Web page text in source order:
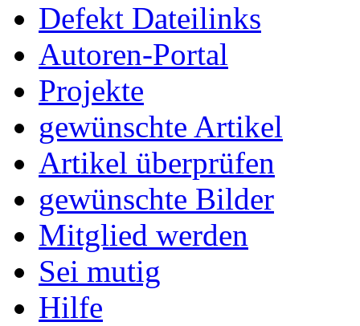
Defekt Dateilinks
Autoren-Portal
Projekte
gewünschte Artikel
Artikel überprüfen
gewünschte Bilder
Mitglied werden
Sei mutig
Hilfe